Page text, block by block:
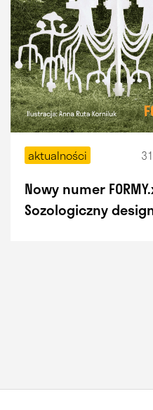
aktualności
Nowy numer
Sozologiczny